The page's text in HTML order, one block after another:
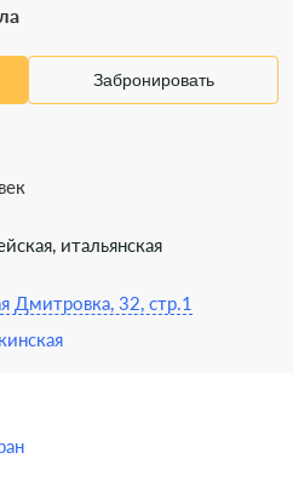
Забронировать
итальянская
Дмитровка, 32, стр.1